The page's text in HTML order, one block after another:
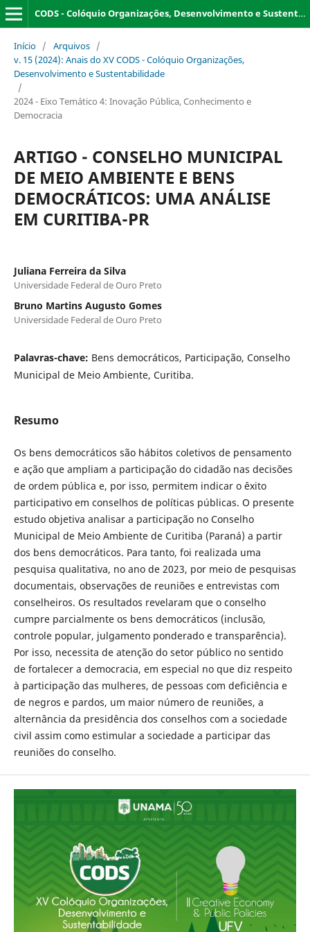
CODS - Colóquio Organizações, Desenvolvimento e Sustentabilidade
Início / Arquivos /
v. 15 (2024): Anais do XV CODS - Colóquio Organizações,
Desenvolvimento e Sustentabilidade
/
2024 - Eixo Temático 4: Inovação Pública, Conhecimento e
Democracia
ARTIGO - CONSELHO MUNICIPAL
DE MEIO AMBIENTE E BENS
DEMOCRÁTICOS: UMA ANÁLISE
EM CURITIBA-PR
Juliana Ferreira da Silva
Universidade Federal de Ouro Preto
Bruno Martins Augusto Gomes
Universidade Federal de Ouro Preto
Palavras-chave: Bens democráticos, Participação, Conselho
Municipal de Meio Ambiente, Curitiba.
Resumo
Os bens democráticos são hábitos coletivos de pensamento
e ação que ampliam a participação do cidadão nas decisões
de ordem pública e, por isso, permitem indicar o êxito
participativo em conselhos de políticas públicas. O presente
estudo objetiva analisar a participação no Conselho
Municipal de Meio Ambiente de Curitiba (Paraná) a partir
dos bens democráticos. Para tanto, foi realizada uma
pesquisa qualitativa, no ano de 2023, por meio de pesquisas
documentais, observações de reuniões e entrevistas com
conselheiros. Os resultados revelaram que o conselho
cumpre parcialmente os bens democráticos (inclusão,
controle popular, julgamento ponderado e transparência).
Por isso, necessita de atenção do setor público no sentido
de fortalecer a democracia, em especial no que diz respeito
à participação das mulheres, de pessoas com deficiência e
de negros e pardos, um maior número de reuniões, a
alternância da presidência dos conselhos com a sociedade
civil assim como estimular a sociedade a participar das
reuniões do conselho.